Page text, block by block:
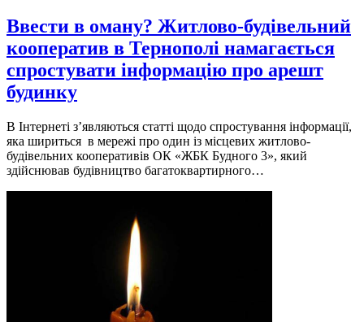
Ввести в оману? Житлово-будівельний
кооператив в Тернополі намагається
спростувати інформацію про арешт
будинку
В Iнтернетi з’являються статтi щодо спростування iнформацiї,
яка шириться в мережi про один iз мiсцевих житлово-
будiвельних кооперативiв ОК «ЖБК Будного 3», який
здiйснював будiвництво багатоквартирного…